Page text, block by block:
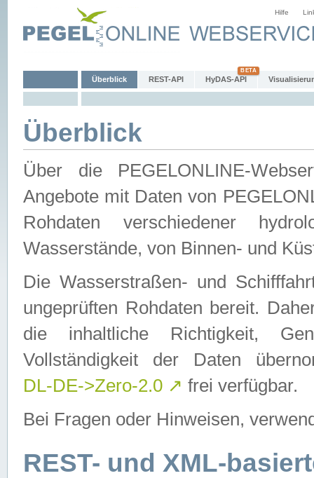
Hilfe
Überblick REST-API HyDAS-API
Überblick
Über die PEGELONLINE-
Angebote mit Daten von
Rohdaten verschiedener
Wasserstände, von Binnen- und
Die Wasserstraßen- und
ungeprüften Rohdaten bereit.
die inhaltliche Richtigkeit,
Vollständigkeit der Daten
DL-DE->Zero-2.0 ↗ frei verfügbar.
Bei Fragen oder Hinweisen,
REST- und XML-